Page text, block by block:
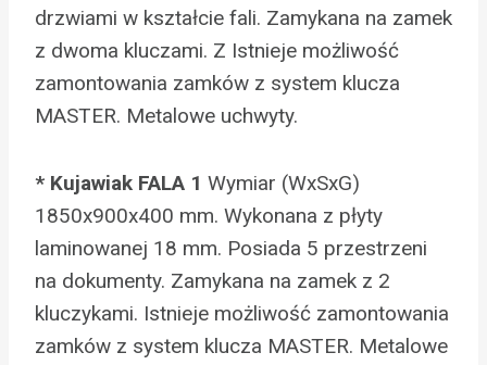
drzwiami w kształcie fali. Zamykana na zamek
z dwoma kluczami. Z Istnieje możliwość
zamontowania zamków z system klucza
MASTER. Metalowe uchwyty.
* Kujawiak FALA 1 Wymiar (WxSxG)
1850x900x400 mm. Wykonana z płyty
laminowanej 18 mm. Posiada 5 przestrzeni
na dokumenty. Zamykana na zamek z 2
kluczykami. Istnieje możliwość zamontowania
zamków z system klucza MASTER. Metalowe